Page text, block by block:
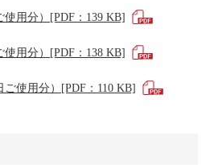
使用分）[PDF：139 KB]
使用分）[PDF：138 KB]
ご使用分）[PDF：110 KB]